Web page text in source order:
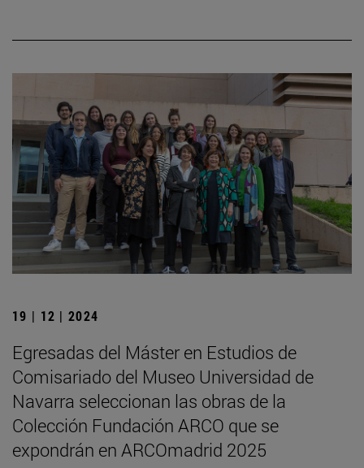
19 | 12 | 2024
Egresadas del Máster en Estudios de
Comisariado del Museo Universidad de
Navarra seleccionan las obras de la
Colección Fundación ARCO que se
expondrán en ARCOmadrid 2025